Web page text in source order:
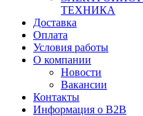
ТЕХНИКА
Доставка
Оплата
Условия работы
О компании
Новости
Вакансии
Контакты
Информация о B2B